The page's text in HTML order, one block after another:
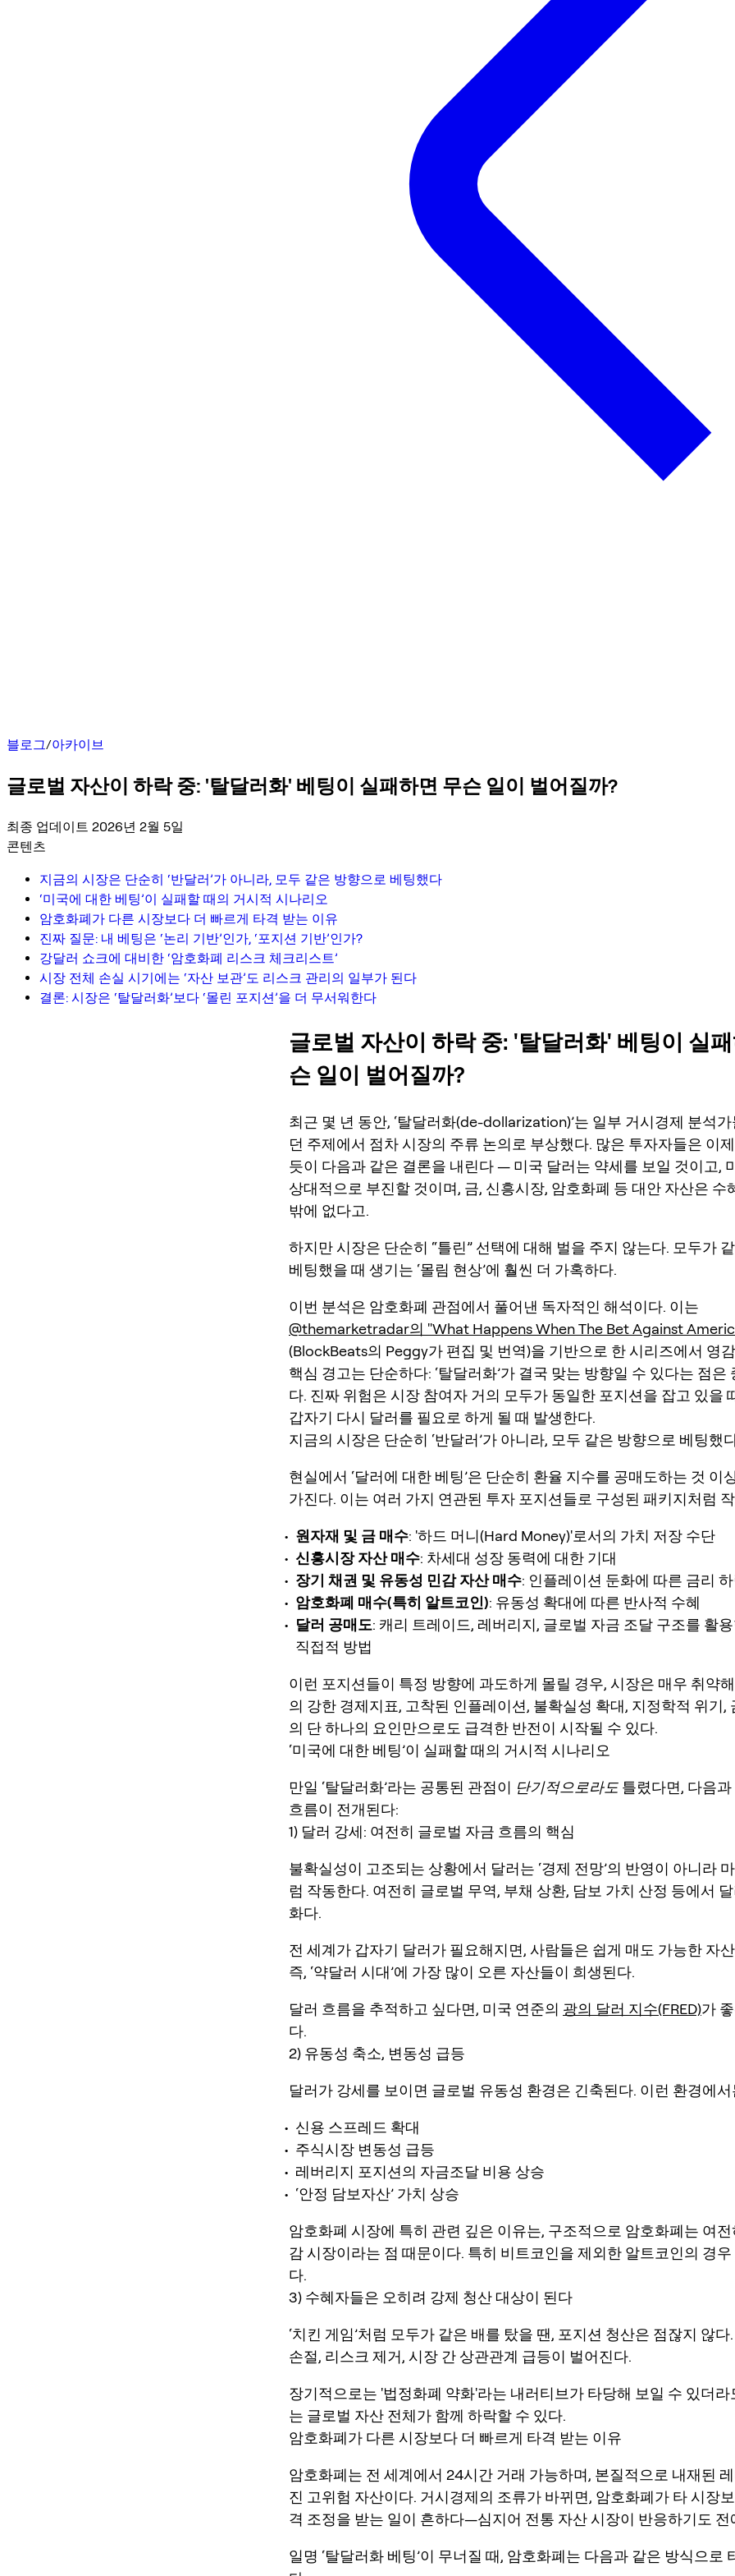
블로그/아카이브
글로벌 자산이 하락 중: '탈달러화' 베팅이 실패하면 무슨 일이 벌어질까?
최종 업데이트 2026년 2월 5일
콘텐츠
지금의 시장은 단순히 ‘반달러’가 아니라, 모두 같은 방향으로 베팅했다
‘미국에 대한 베팅’이 실패할 때의 거시적 시나리오
암호화폐가 다른 시장보다 더 빠르게 타격 받는 이유
진짜 질문: 내 베팅은 ‘논리 기반’인가, ‘포지션 기반’인가?
강달러 쇼크에 대비한 ‘암호화폐 리스크 체크리스트’
시장 전체 손실 시기에는 ‘자산 보관’도 리스크 관리의 일부가 된다
결론: 시장은 ‘탈달러화’보다 ‘몰린 포지션’을 더 무서워한다
글로벌 자산이 하락 중: '탈달러화' 베팅이 실
슨 일이 벌어질까?
최근 몇 년 동안, ‘탈달러화(de-dollarization)’는 일부 거시경제 분석
던 주제에서 점차 시장의 주류 논의로 부상했다. 많은 투자자들은 이
듯이 다음과 같은 결론을 내린다 — 미국 달러는 약세를 보일 것이고,
상대적으로 부진할 것이며, 금, 신흥시장, 암호화폐 등 대안 자산은 수
밖에 없다고.
하지만 시장은 단순히 “틀린” 선택에 대해 벌을 주지 않는다. 모두가
베팅했을 때 생기는 ‘몰림 현상’에 훨씬 더 가혹하다.
이번 분석은 암호화폐 관점에서 풀어낸 독자적인 해석이다. 이는
@themarketradar의 "What Happens When The Bet Against
(BlockBeats의 Peggy가 편집 및 번역)을 기반으로 한 시리즈에서 영
핵심 경고는 단순하다: ‘탈달러화’가 결국 맞는 방향일 수 있다는 점은
다. 진짜 위험은 시장 참여자 거의 모두가 동일한 포지션을 잡고 있을
갑자기 다시 달러를 필요로 하게 될 때 발생한다.
지금의 시장은 단순히 ‘반달러’가 아니라, 모두 같은 방향으로 베팅했
현실에서 ‘달러에 대한 베팅’은 단순히 환율 지수를 공매도하는 것 이
가진다. 이는 여러 가지 연관된 투자 포지션들로 구성된 패키지처럼
원자재 및 금 매수: '하드 머니(Hard Money)'로서의 가치 저장 수단
신흥시장 자산 매수: 차세대 성장 동력에 대한 기대
장기 채권 및 유동성 민감 자산 매수: 인플레이션 둔화에 따른 금리
암호화폐 매수(특히 알트코인): 유동성 확대에 따른 반사적 수혜
달러 공매도: 캐리 트레이드, 레버리지, 글로벌 자금 조달 구조를 활
직접적 방법
이런 포지션들이 특정 방향에 과도하게 몰릴 경우, 시장은 매우 취약
의 강한 경제지표, 고착된 인플레이션, 불확실성 확대, 지정학적 위기,
의 단 하나의 요인만으로도 급격한 반전이 시작될 수 있다.
‘미국에 대한 베팅’이 실패할 때의 거시적 시나리오
만일 ‘탈달러화’라는 공통된 관점이 단기적으로라도 틀렸다면, 다음
흐름이 전개된다:
1) 달러 강세: 여전히 글로벌 자금 흐름의 핵심
불확실성이 고조되는 상황에서 달러는 ‘경제 전망’의 반영이 아니라
럼 작동한다. 여전히 글로벌 무역, 부채 상환, 담보 가치 산정 등에서
화다.
전 세계가 갑자기 달러가 필요해지면, 사람들은 쉽게 매도 가능한 자
즉, ‘약달러 시대’에 가장 많이 오른 자산들이 희생된다.
달러 흐름을 추적하고 싶다면, 미국 연준의 광의 달러 지수(FRED)가
다.
2) 유동성 축소, 변동성 급등
달러가 강세를 보이면 글로벌 유동성 환경은 긴축된다. 이런 환경에서
신용 스프레드 확대
주식시장 변동성 급등
레버리지 포지션의 자금조달 비용 상승
‘안정 담보자산’ 가치 상승
암호화폐 시장에 특히 관련 깊은 이유는, 구조적으로 암호화폐는 여전
감 시장이라는 점 때문이다. 특히 비트코인을 제외한 알트코인의 경우
다.
3) 수혜자들은 오히려 강제 청산 대상이 된다
‘치킨 게임’처럼 모두가 같은 배를 탔을 땐, 포지션 청산은 점잖지 않다
손절, 리스크 제거, 시장 간 상관관계 급등이 벌어진다.
장기적으로는 '법정화폐 약화'라는 내러티브가 타당해 보일 수 있더라
는 글로벌 자산 전체가 함께 하락할 수 있다.
암호화폐가 다른 시장보다 더 빠르게 타격 받는 이유
암호화폐는 전 세계에서 24시간 거래 가능하며, 본질적으로 내재된
진 고위험 자산이다. 거시경제의 조류가 바뀌면, 암호화폐가 타 시장
격 조정을 받는 일이 흔하다—심지어 전통 자산 시장이 반응하기도 전
일명 ‘탈달러화 베팅’이 무너질 때, 암호화폐는 다음과 같은 방식으로